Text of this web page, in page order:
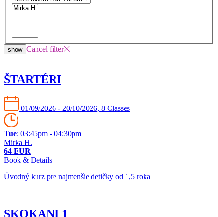
show Cancel filter
ŠTARTÉRI
01/09/2026 - 20/10/2026, 8 Classes
Tue: 03:45pm - 04:30pm
Mirka H.
64 EUR
Book & Details
Úvodný kurz pre najmenšie detičky od 1,5 roka
SKOKANI 1